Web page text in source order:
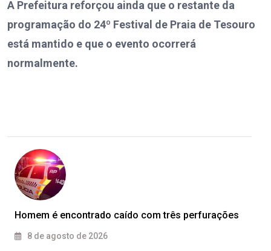
A Prefeitura reforçou ainda que o restante da
programação do 24º Festival de Praia de Tesouro
está mantido e que o evento ocorrerá
normalmente.
Homem é encontrado caído com três perfurações
8 de agosto de 2026